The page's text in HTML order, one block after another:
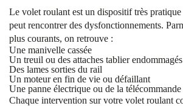
Le volet roulant est un dispositif très
peut rencontrer des dysfonctionnements.
plus courants, on retrouve :
Une manivelle cassée
Un treuil ou des attaches tablier endommagés
Des lames sorties du rail
Un moteur en fin de vie ou défaillant
Une panne électrique ou de la télécommande
Chaque intervention sur votre volet roulant